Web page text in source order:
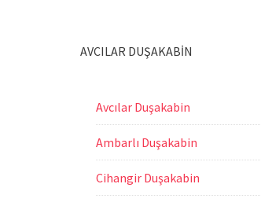
AVCILAR DUŞAKABİN
Avcılar Duşakabin
Ambarlı Duşakabin
Cihangir Duşakabin